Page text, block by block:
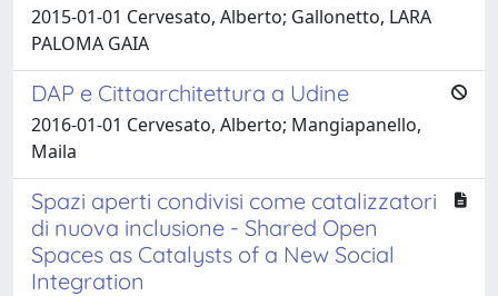
2015-01-01 Cervesato, Alberto; Gallonetto, LARA
PALOMA GAIA
DAP e Cittaarchitettura a Udine
2016-01-01 Cervesato, Alberto; Mangiapanello,
Maila
Spazi aperti condivisi come catalizzatori
di nuova inclusione - Shared Open
Spaces as Catalysts of a New Social
Integration